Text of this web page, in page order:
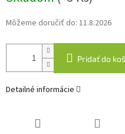
Môžeme doručiť do: 11.8.2026
Pridať do
Detailné informácie